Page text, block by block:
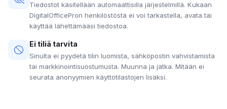
Tiedostot käsitellään automaattisilla järjestelmillä. Kukaan
DigitalOfficePron henkilöstöstä ei voi tarkastella, avata tai
käyttää lähettämääsi tiedostoa.
Ei tiliä tarvita
Sinulta ei pyydetä tilin luomista, sähköpostin vahvistamista
tai markkinointisuostumusta. Muunna ja jatka. Mitään ei
seurata anonyymien käyttötilastojen lisäksi.